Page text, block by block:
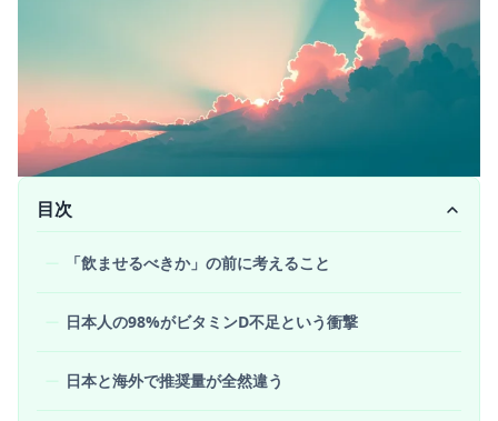
目次
「飲ませるべきか」の前に考えること
日本人の98%がビタミンD不足という衝撃
日本と海外で推奨量が全然違う